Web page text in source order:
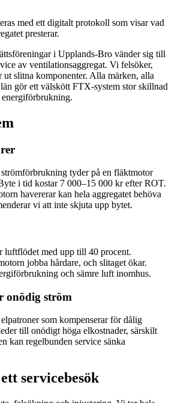
med ett digitalt protokoll som visar vad
presterar.
i Upplands-Bro vänder sig till
av ventilationsaggregat. Vi felsöker,
ut slitna komponenter. Alla märken, alla
gör ett välskött FTX-system stor skillnad
tyder på en fläktmotor
i tid kostar 7 000–15 000 kr efter ROT.
havererar kan hela aggregatet behöva
vi att inte skjuta upp bytet.
luftflödet med upp till 40 procent.
jobba hårdare, och slitaget ökar.
och sämre luft inomhus.
onödig ström
som kompenserar för dålig
till onödigt höga elkostnader, särskilt
kan regelbunden service sänka
servicebesök